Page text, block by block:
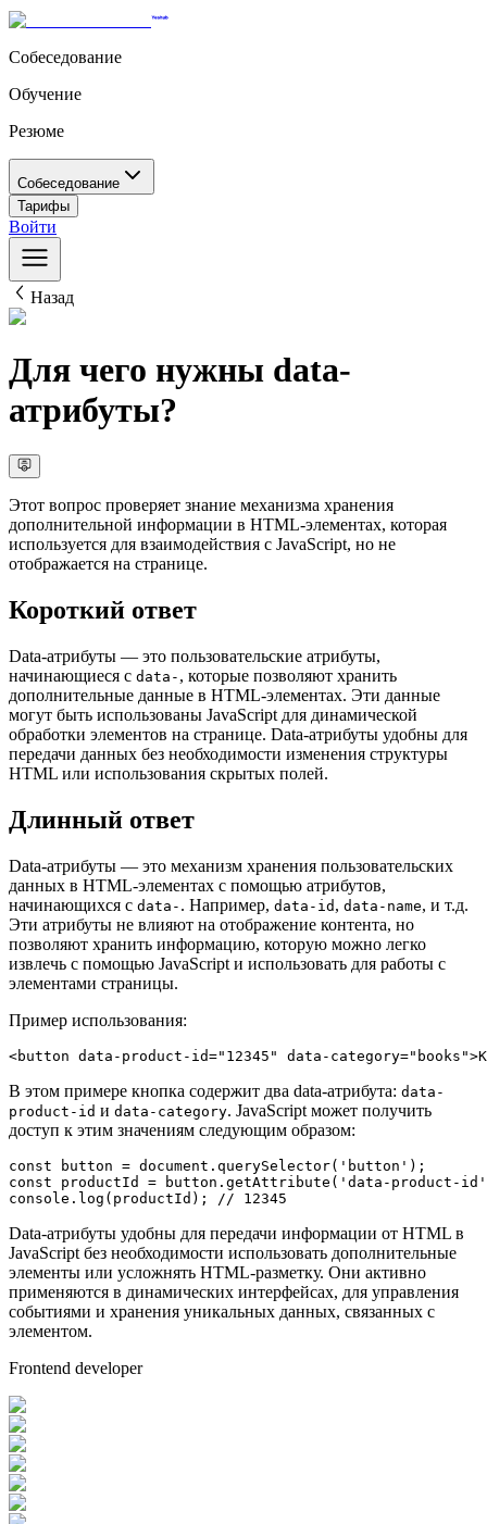
Собеседование
Обучение
Резюме
Собеседование
Тарифы
Войти
Назад
Для чего нужны data-
атрибуты?
Этот вопрос проверяет знание механизма хранения
дополнительной информации в HTML-элементах, которая
используется для взаимодействия с JavaScript, но не
отображается на странице.
Короткий ответ
Data-атрибуты — это пользовательские атрибуты,
начинающиеся с data- , которые позволяют хранить
дополнительные данные в HTML-элементах. Эти данные
могут быть использованы JavaScript для динамической
обработки элементов на странице. Data-атрибуты удобны для
передачи данных без необходимости изменения структуры
HTML или использования скрытых полей.
Длинный ответ
Data-атрибуты — это механизм хранения пользовательских
данных в HTML-элементах с помощью атрибутов,
начинающихся с data- . Например, data-id , data-name, и т.д.
Эти атрибуты не влияют на отображение контента, но
позволяют хранить информацию, которую можно легко
извлечь с помощью JavaScript и использовать для работы с
элементами страницы.
Пример использования:
<button data-product-id="12345" data-category="books">
В этом примере кнопка содержит два data-атрибута: data-
product-id и data-category. JavaScript может получить
доступ к этим значениям следующим образом:
const button = document . querySelector( 'button'
const productId = button. getAttribute ( 'data-product-id'
console . log (productId); // 12345
Data-атрибуты удобны для передачи информации от HTML в
JavaScript без необходимости использовать дополнительные
элементы или усложнять HTML-разметку. Они активно
применяются в динамических интерфейсах, для управления
событиями и хранения уникальных данных, связанных с
элементом.
Frontend developer